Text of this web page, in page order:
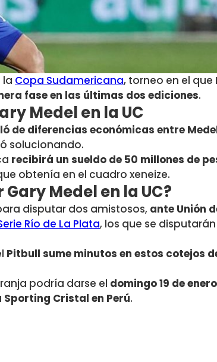
la Copa Sudamericana, torneo en el que
fase en las últimas dos ediciones.
Medel en la UC
de diferencias económicas entre
solucionando.
recibirá un sueldo de 50 millones de
obtenía en el cuadro xeneize.
Medel en la UC?
disputar dos amistosos, ante Unión
Río de La Plata, los que se disputarán
Pitbull sume minutos en estos cotejos
podría darse el domingo 19 de
Cristal en Perú.